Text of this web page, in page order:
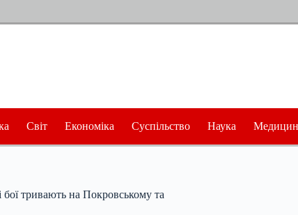
Світ Економіка Суспільство Наука
бої тривають на Покровському та